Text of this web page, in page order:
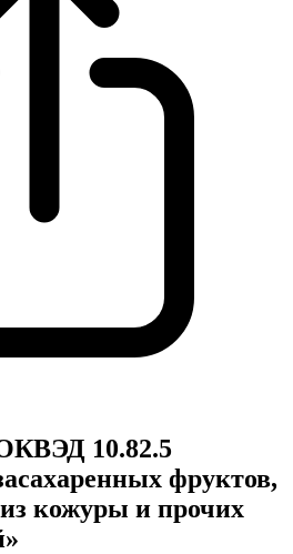
10.82.5
фруктов,
из кожуры и прочих